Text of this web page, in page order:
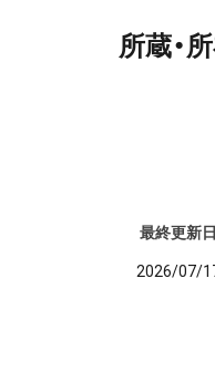
所蔵・
最終更新日
2026/07/